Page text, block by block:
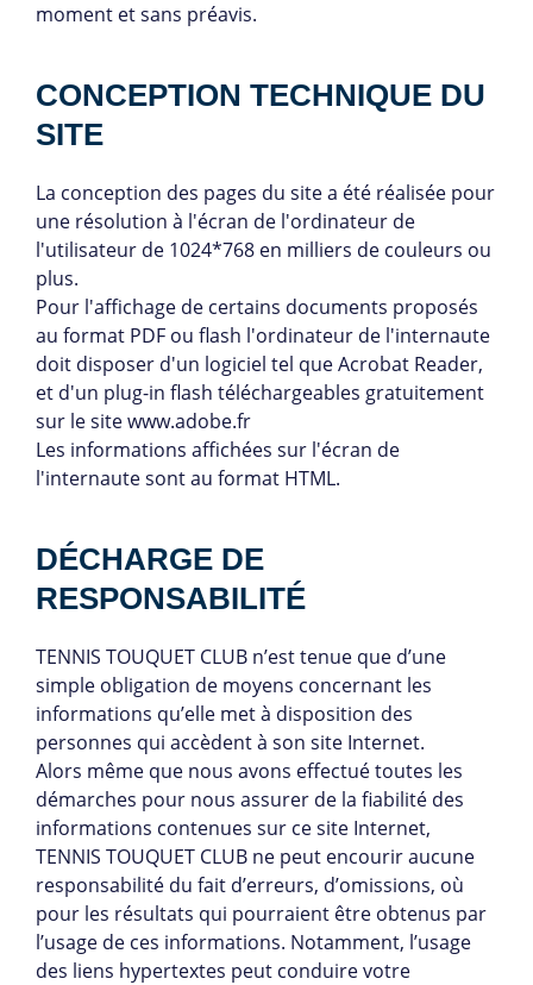
moment et sans préavis.
CONCEPTION TECHNIQUE DU
SITE
La conception des pages du site a été réalisée pour
une résolution à l'écran de l'ordinateur de
l'utilisateur de 1024*768 en milliers de couleurs ou
plus.
Pour l'affichage de certains documents proposés
au format PDF ou flash l'ordinateur de l'internaute
doit disposer d'un logiciel tel que Acrobat Reader,
et d'un plug-in flash téléchargeables gratuitement
sur le site www.adobe.fr
Les informations affichées sur l'écran de
l'internaute sont au format HTML.
DÉCHARGE DE
RESPONSABILITÉ
TENNIS TOUQUET CLUB n’est tenue que d’une
simple obligation de moyens concernant les
informations qu’elle met à disposition des
personnes qui accèdent à son site Internet.
Alors même que nous avons effectué toutes les
démarches pour nous assurer de la fiabilité des
informations contenues sur ce site Internet,
TENNIS TOUQUET CLUB ne peut encourir aucune
responsabilité du fait d’erreurs, d’omissions, où
pour les résultats qui pourraient être obtenus par
l’usage de ces informations. Notamment, l’usage
des liens hypertextes peut conduire votre